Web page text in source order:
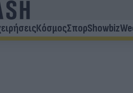
ΚόσμοςΣπορShowbiz